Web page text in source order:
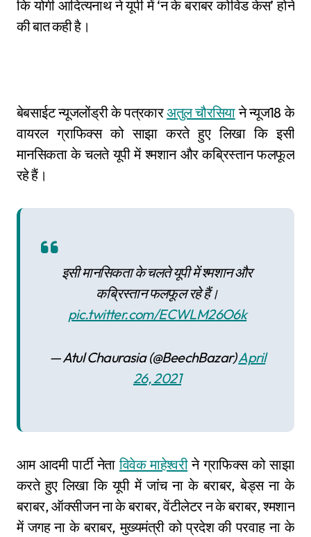
कि योगी आदित्यनाथ ने यूपी में ‘न के बराबर कोविड केस’ होने
की बात कही है।
बेबसाईट न्यूजलोंड्री के पत्रकारअतुल चौरसियाने न्यूज18 के
वायरल ग्राफिक्स को साझा करते हुए लिखा कि इसी
मानसिकता के चलते यूपी में श्मशान और कब्रिस्तान फलफूल
रहे हैं।
इसी मानसिकता के चलते यूपी में श्मशान और
कब्रिस्तान फलफूल रहे हैं।
pic.twitter.com/ECWLM26O6k
— Atul Chaurasia (@BeechBazar)April
26, 2021
आम आदमी पार्टी नेताविवेक माहेश्वरीने ग्राफिक्स को साझा
करते हुए लिखा कि यूपी में जांच ना के बराबर, बेड्स ना के
बराबर, ऑक्सीजन ना के बराबर, वेंटीलेटर न के बराबर, श्मशान
में जगह ना के बराबर, मुख्यमंत्री को प्रदेश की परवाह ना के